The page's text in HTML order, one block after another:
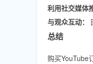
利用社交媒体
与观众互动：
总结
购买YouTube